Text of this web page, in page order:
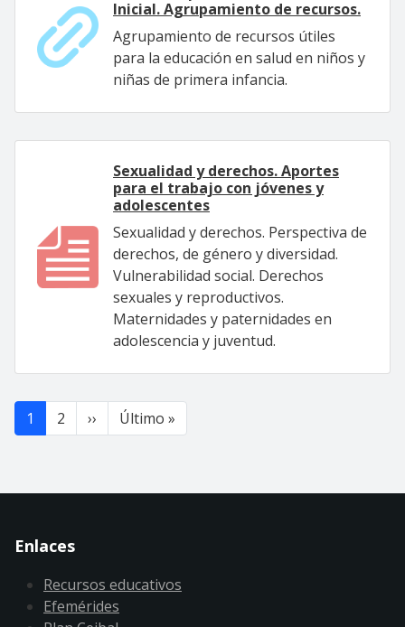
Inicial. Agrupamiento de recursos.
Agrupamiento de recursos útiles
para la educación en salud en niños y
niñas de primera infancia.
Sexualidad y derechos. Aportes
para el trabajo con jóvenes y
adolescentes
Sexualidad y derechos. Perspectiva de
derechos, de género y diversidad.
Vulnerabilidad social. Derechos
sexuales y reproductivos.
Maternidades y paternidades en
adolescencia y juventud.
Paginación
1 2 ›› Siguiente página
Último »
Enlaces
Recursos educativos
Efemérides